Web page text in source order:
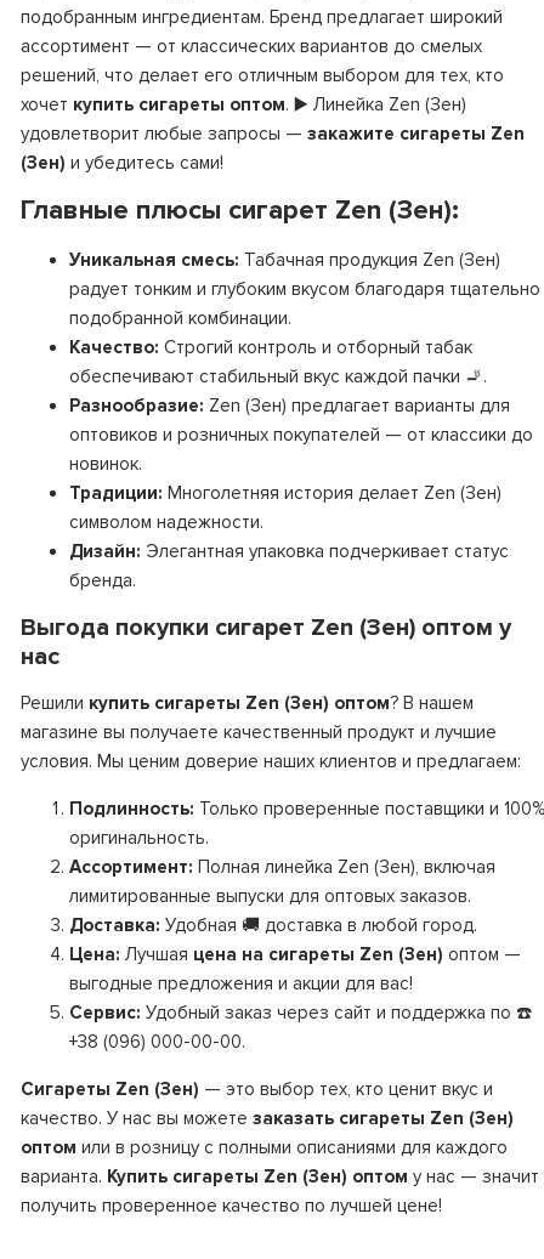
подобранным ингредиентам. Бренд предлагает широкий
ассортимент — от классических вариантов до смелых
решений, что делает его отличным выбором для тех, кто
хочет купить сигареты оптом. ▶️ Линейка Zen (Зен)
удовлетворит любые запросы — закажите сигареты Zen
(Зен) и убедитесь сами!
Главные плюсы сигарет Zen (Зен):
Уникальная смесь: Табачная продукция Zen (Зен)
радует тонким и глубоким вкусом благодаря тщательно
подобранной комбинации.
Качество: Строгий контроль и отборный табак
обеспечивают стабильный вкус каждой пачки 🚬.
Разнообразие: Zen (Зен) предлагает варианты для
оптовиков и розничных покупателей — от классики до
новинок.
Традиции: Многолетняя история делает Zen (Зен)
символом надежности.
Дизайн: Элегантная упаковка подчеркивает статус
бренда.
Выгода покупки сигарет Zen (Зен) оптом у
нас
Решили купить сигареты Zen (Зен) оптом? В нашем
магазине вы получаете качественный продукт и лучшие
условия. Мы ценим доверие наших клиентов и предлагаем:
Подлинность: Только проверенные поставщики и 100%
оригинальность.
Ассортимент: Полная линейка Zen (Зен), включая
лимитированные выпуски для оптовых заказов.
Доставка: Удобная 🚚 доставка в любой город.
Цена: Лучшая цена на сигареты Zen (Зен) оптом —
выгодные предложения и акции для вас!
Сервис: Удобный заказ через сайт и поддержка по ☎️
+38 (096) 000-00-00.
Сигареты Zen (Зен) — это выбор тех, кто ценит вкус и
качество. У нас вы можете заказать сигареты Zen (Зен)
оптом или в розницу с полными описаниями для каждого
варианта. Купить сигареты Zen (Зен) оптом у нас — значит
получить проверенное качество по лучшей цене!